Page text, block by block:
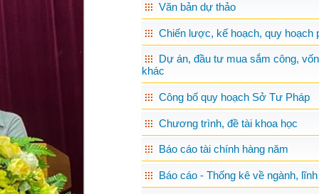
Văn bản dự thảo
Chiến lược, kế hoạch, quy hoạch
Dự án, đầu tư mua sắm công,
khác
Công bố quy hoạch Sở Tư Pháp
Chương trình, đề tài khoa học
Báo cáo tài chính hàng năm
Báo cáo - Thống kê về ngành,